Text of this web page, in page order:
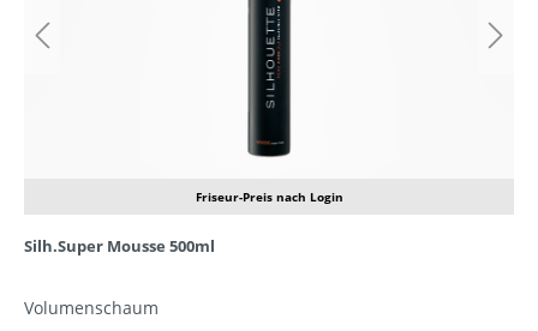
Friseur-Preis nach Login
Silh.Super Mousse 500ml
Volumenschaum